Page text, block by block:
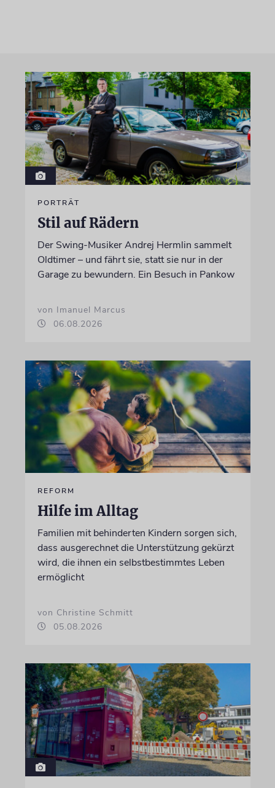
PORTRÄT
Stil auf Rädern
Der Swing-Musiker Andrej Hermlin sammelt
Oldtimer – und fährt sie, statt sie nur in der
Garage zu bewundern. Ein Besuch in Pankow
von Imanuel Marcus
06.08.2026
REFORM
Hilfe im Alltag
Familien mit behinderten Kindern sorgen sich,
dass ausgerechnet die Unterstützung gekürzt
wird, die ihnen ein selbstbestimmtes Leben
ermöglicht
von Christine Schmitt
05.08.2026